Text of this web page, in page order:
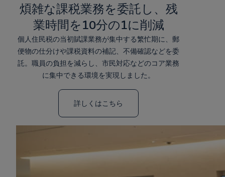
煩雑な課税業務を委託し、残
業時間を10分の1に削減
個人住民税の当初賦課業務が集中する繁忙期に、郵
便物の仕分けや課税資料の補記、不備確認などを委
託。職員の負担を減らし、市民対応などのコア業務
に集中できる環境を実現しました。
詳しくはこちら